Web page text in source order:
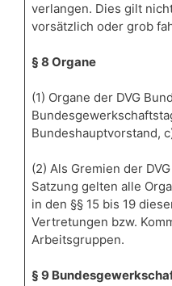
verlangen. Dies gilt
vorsätzlich oder grob
§ 8 Organe
(1) Organe der DVG
Bundeshauptvorstand,
(2) Als Gremien der
Satzung gelten alle
in den §§ 15 bis 19
Vertretungen bzw.
Arbeitsgruppen.
§ 9